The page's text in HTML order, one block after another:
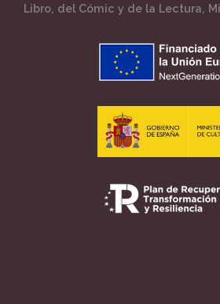
Libro, del Cómic y de la Lectura,